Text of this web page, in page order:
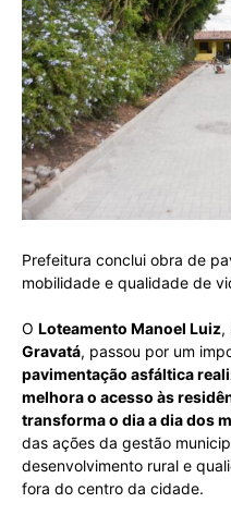
Prefeitura conclui obra de
mobilidade e qualidade de
O Loteamento Manoel Luiz,
Gravatá, passou por um
pavimentação asfáltica
melhora o acesso às
transforma o dia a dia dos
das ações da gestão
desenvolvimento rural e
fora do centro da cidade.